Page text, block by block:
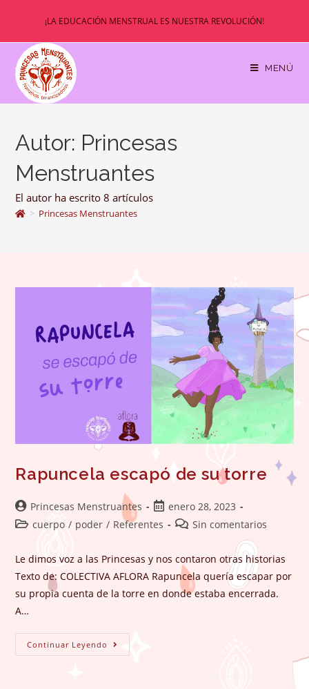
contenido
¡LA EDUCACIÓN MENSTRUAL ES NUESTRA REVOLUCIÓN!
MENÚ
Autor: Princesas
Menstruantes
El autor ha escrito 8 artículos
> Princesas Menstruantes
Rapuncela escapó de su torre
Autor
de
Princesas Menstruantes
Publicación
de
enero 28, 2023
Categoría
entrada:
cuerpo / poder / Referentes
Comentarios
entrada:
Sin comentarios
Le dimos voz a las Princesas y nos contaron otras historias
Texto de: COLECTIVA AFLORA Rapuncela quería escapar por
su propia cuenta de la torre en donde estaba encerrada.
A…
Continuar Leyendo Rapuncela
Escapó